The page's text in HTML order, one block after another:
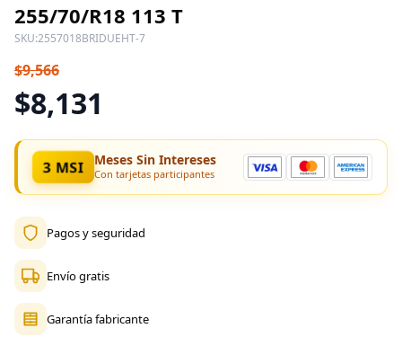
255/70/R18 113 T
SKU:2557018BRIDUEHT-7
$9,566
$8,131
3 MSI Meses Sin Intereses
Con tarjetas participantes
Pagos y seguridad
Envío gratis
Garantía fabricante